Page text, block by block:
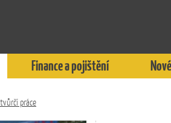
Finance a pojištění
práce